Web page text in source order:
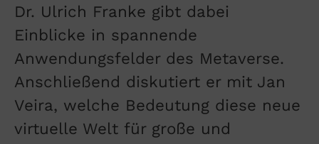
Dr. Ulrich Franke gibt dabei
Einblicke in spannende
Anwendungsfelder des Metaverse.
Anschließend diskutiert er mit Jan
Veira, welche Bedeutung diese neue
virtuelle Welt für große und